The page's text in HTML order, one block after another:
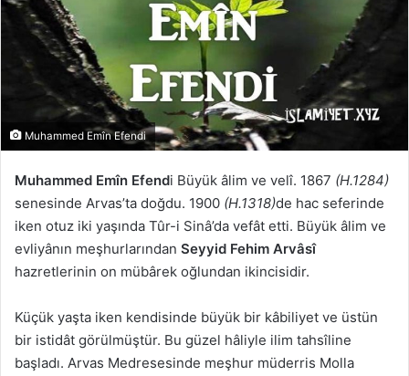
Muhammed Emîn Efendi
Muhammed Emîn Efendi Büyük âlim ve velî. 1867 (H.1284)
senesinde Arvas’ta doğdu. 1900 (H.1318)de hac seferinde
iken otuz iki yaşında Tûr-i Sinâ’da vefât etti. Büyük âlim ve
evliyânın meşhurlarından Seyyid Fehim Arvâsî
hazretlerinin on mübârek oğlundan ikincisidir.
Küçük yaşta iken kendisinde büyük bir kâbiliyet ve üstün
bir istidât görülmüştür. Bu güzel hâliyle ilim tahsîline
başladı. Arvas Medresesinde meşhur müderris Molla